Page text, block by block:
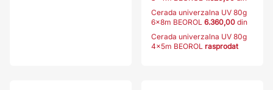
Cerada univerzalna UV 80g
6x8m BEOROL 6.360,00 din
Cerada univerzalna UV 80g
4x5m BEOROL rasprodat